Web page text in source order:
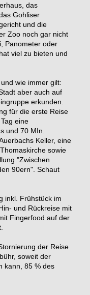
das
Gohliser
und die
Zoo noch gar nicht
Panometer oder
viel zu bieten und
wie immer gilt:
aber auch auf
erkunden.
für die erste Reise
eine
und 70 MIn.
Keller, eine
sowie
"Zwischen
90ern". Schaut
inkl. Frühstück im
und Rückreise mit
Fingerfood auf der
der Reise
soweit der
kann, 85 % des